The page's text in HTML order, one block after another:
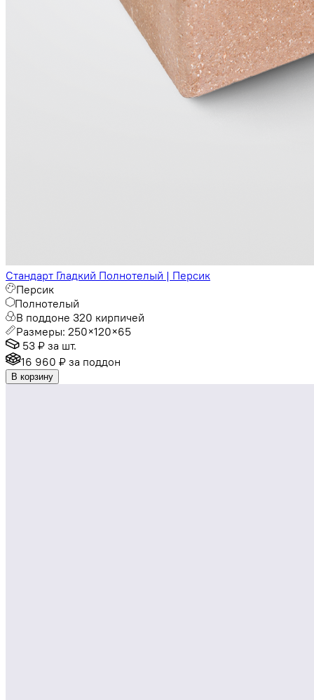
Стандарт Гладкий Полнотелый | Персик
Персик
Полнотелый
В поддоне 320 кирпичей
Размеры: 250×120×65
53 ₽ за шт.
16 960 ₽ за поддон
В корзину